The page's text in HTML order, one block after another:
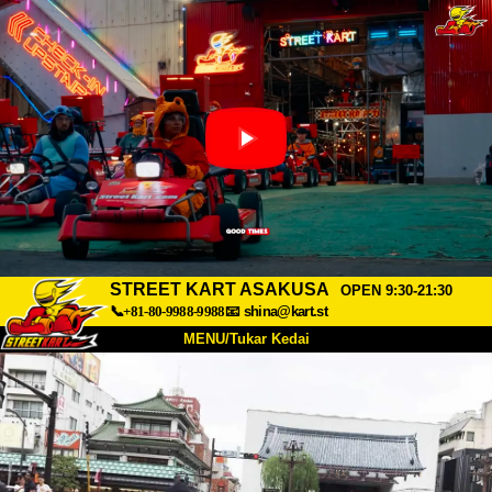
STREET KART ASAKUSA
OPEN 9:30-21:30
📞+81-80-9988-9988📧 shina@kart.st
MENU/Tukar Kedai
Tentang Spesifikasi Harga
Akses Suara Soalan Lazim